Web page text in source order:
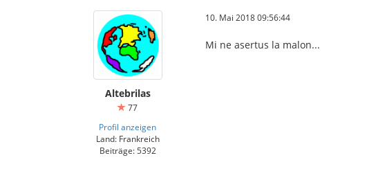
Altebrilas
77
Profil anzeigen
Land: Frankreich
Beiträge: 5392
10. Mai 2018 09:56:44
Mi ne asertus la malon...